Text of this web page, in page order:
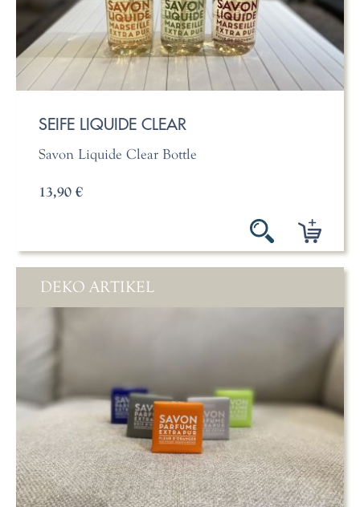
SEIFE LIQUIDE CLEAR
Savon Liquide Clear Bottle
13,90 €
DEKO ARTIKEL